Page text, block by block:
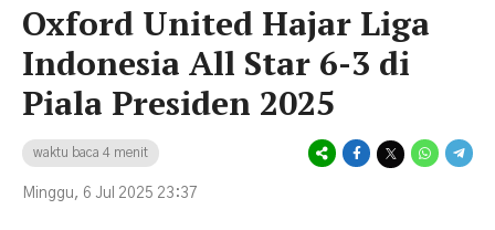
Oxford United Hajar Liga
Indonesia All Star 6-3 di
Piala Presiden 2025
waktu baca 4 menit
Minggu, 6 Jul 2025 23:37